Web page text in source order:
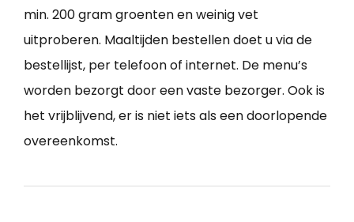
min. 200 gram groenten en weinig vet
uitproberen. Maaltijden bestellen doet u via de
bestellijst, per telefoon of internet. De menu’s
worden bezorgt door een vaste bezorger. Ook is
het vrijblijvend, er is niet iets als een doorlopende
overeenkomst.